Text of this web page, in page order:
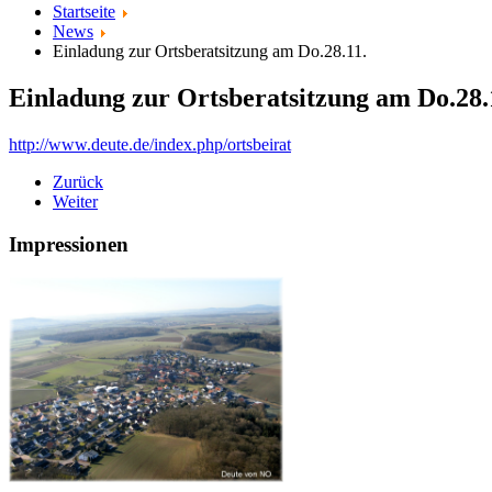
Startseite
News
Einladung zur Ortsberatsitzung am Do.28.11.
Einladung zur Ortsberatsitzung am
http://www.deute.de/index.php/ortsbeirat
Zurück
Weiter
Impressionen